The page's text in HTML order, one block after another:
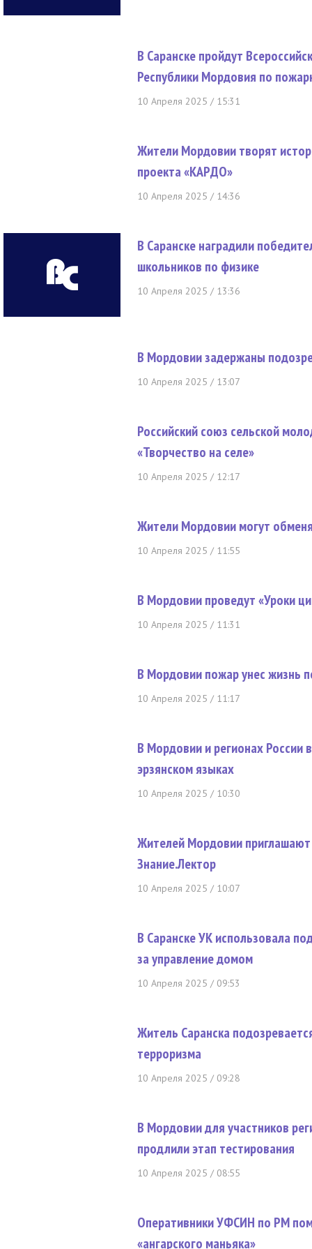
В Саранске пройдут
Республики Мордовия по
10 Апреля 2025 / 15:31
Жители Мордовии творят
проекта «КАРДО»
10 Апреля 2025 / 14:36
В Саранске наградили
школьников по физике
10 Апреля 2025 / 13:36
В Мордовии задержаны
10 Апреля 2025 / 13:07
Российский союз сельской
«Творчество на селе»
10 Апреля 2025 / 12:17
Жители Мордовии могут
10 Апреля 2025 / 11:55
В Мордовии проведут «Уроки
10 Апреля 2025 / 11:31
В Мордовии пожар унес жизнь
10 Апреля 2025 / 11:17
В Мордовии и регионах России
эрзянском языках
10 Апреля 2025 / 10:30
Жителей Мордовии
Знание.Лектор
10 Апреля 2025 / 10:07
В Саранске УК использовала
за управление домом
10 Апреля 2025 / 09:53
Житель Саранска
терроризма
10 Апреля 2025 / 09:28
В Мордовии для участников
продлили этап тестирования
10 Апреля 2025 / 08:55
Оперативники УФСИН по РМ
«ангарского маньяка»